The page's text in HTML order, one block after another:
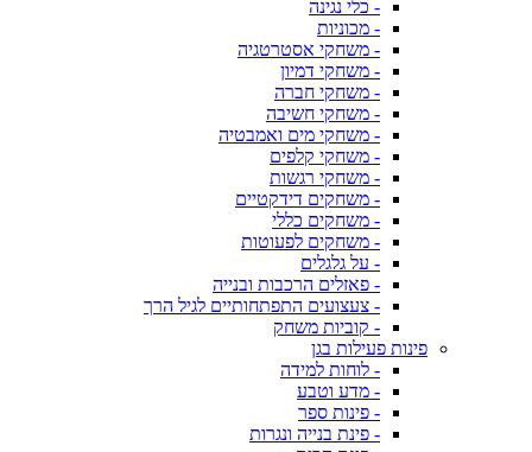
- כלי נגינה
- מכוניות
- משחקי אסטרטגיה
- משחקי דמיון
- משחקי חברה
- משחקי חשיבה
- משחקי מים ואמבטיה
- משחקי קלפים
- משחקי רגשות
- משחקים דידקטיים
- משחקים כללי
- משחקים לפעוטות
- על גלגלים
- פאזלים הרכבות ובנייה
- צעצועים התפתחותיים לגיל הרך
- קוביות משחק
פינות פעילות בגן
- לוחות למידה
- מדע וטבע
- פינות ספר
- פינת בנייה ונגרות